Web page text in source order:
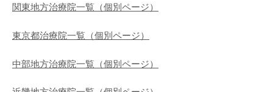
関東地方治療院一覧（個別ページ）
東京都治療院一覧（個別ページ）
中部地方治療院一覧（個別ページ）